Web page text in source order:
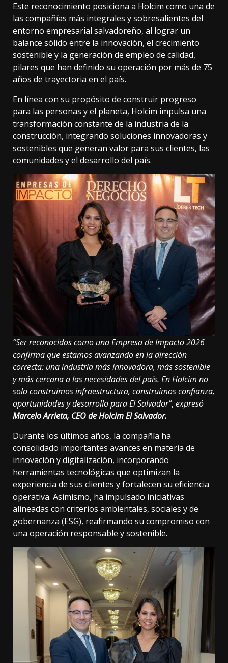
Este reconocimiento posiciona a Holcim como una de
las compañías más integrales y sobresalientes del
entorno empresarial salvadoreño, al lograr un
balance sólido entre la innovación, el crecimiento
sostenible y la generación de empleo de calidad,
pilares que han definido su operación por más de 75
años de trayectoria en el país.
En línea con su propósito de construir progreso
para las personas y el planeta, Holcim impulsa una
transformación constante de la industria de la
construcción, integrando soluciones innovadoras y
sostenibles que generan valor para sus clientes, las
comunidades y el desarrollo del país.
“Ser reconocidos como una Empresa de Impacto 2026
confirma que estamos avanzando en la dirección
correcta: una industria más innovadora, más sostenible
y más cercana a las necesidades del país. En Holcim no
solo construimos infraestructura, construimos confianza,
oportunidades y desarrollo para El Salvador”, expresó
Marcelo Arrieta, CEO de Holcim El Salvador.
Durante los últimos años, la compañía ha
consolidado importantes avances en materia de
innovación y digitalización, incorporando
herramientas tecnológicas que optimizan la
experiencia de sus clientes y fortalecen su eficiencia
operativa. Asimismo, ha impulsado iniciativas
alineadas con criterios ambientales, sociales y de
gobernanza (ESG), reafirmando su compromiso con
una operación responsable y sostenible.